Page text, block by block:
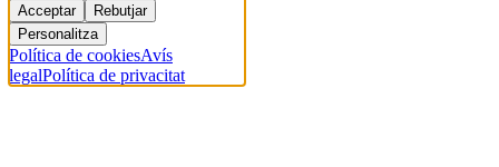
Acceptar
Rebutjar
Personalitza
Política de cookiesAvís
legalPolítica de privacitat